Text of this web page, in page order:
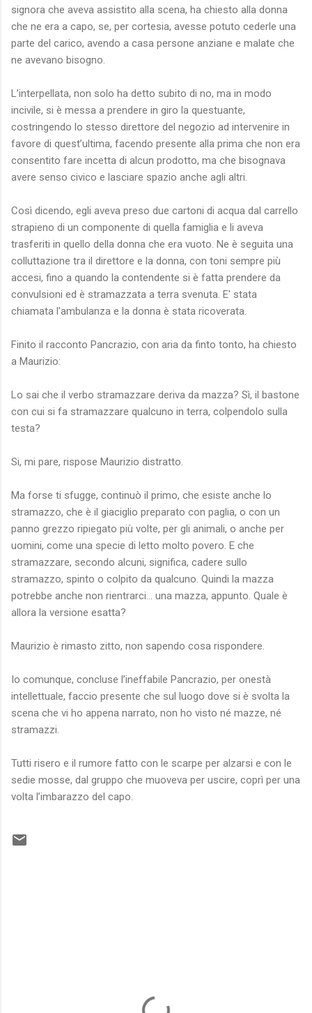
signora che aveva assistito alla scena, ha chiesto alla donna
che ne era a capo, se, per cortesia, avesse potuto cederle una
parte del carico, avendo a casa persone anziane e malate che
ne avevano bisogno.
L’interpellata, non solo ha detto subito di no, ma in modo
incivile, si è messa a prendere in giro la questuante,
costringendo lo stesso direttore del negozio ad intervenire in
favore di quest’ultima, facendo presente alla prima che non era
consentito fare incetta di alcun prodotto, ma che bisognava
avere senso civico e lasciare spazio anche agli altri.
Così dicendo, egli aveva preso due cartoni di acqua dal carrello
strapieno di un componente di quella famiglia e li aveva
trasferiti in quello della donna che era vuoto. Ne è seguita una
colluttazione tra il direttore e la donna, con toni sempre più
accesi, fino a quando la contendente si è fatta prendere da
convulsioni ed è stramazzata a terra svenuta. E' stata
chiamata l'ambulanza e la donna è stata ricoverata.
Finito il racconto Pancrazio, con aria da finto tonto, ha chiesto
a Maurizio:
Lo sai che il verbo stramazzare deriva da mazza? Sì, il bastone
con cui si fa stramazzare qualcuno in terra, colpendolo sulla
testa?
Si, mi pare, rispose Maurizio distratto.
Ma forse ti sfugge, continuò il primo, che esiste anche lo
stramazzo, che è il giaciglio preparato con paglia, o con un
panno grezzo ripiegato più volte, per gli animali, o anche per
uomini, come una specie di letto molto povero. E che
stramazzare, secondo alcuni, significa, cadere sullo
stramazzo, spinto o colpito da qualcuno. Quindi la mazza
potrebbe anche non rientrarci… una mazza, appunto. Quale è
allora la versione esatta?
Maurizio è rimasto zitto, non sapendo cosa rispondere.
Io comunque, concluse l’ineffabile Pancrazio, per onestà
intellettuale, faccio presente che sul luogo dove si è svolta la
scena che vi ho appena narrato, non ho visto né mazze, né
stramazzi.
Tutti risero e il rumore fatto con le scarpe per alzarsi e con le
sedie mosse, dal gruppo che muoveva per uscire, coprì per una
volta l’imbarazzo del capo.